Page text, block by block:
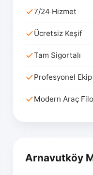
7/24 Hizmet
Ücretsiz Keşif
Tam Sigortalı
Profesyonel Ekip
Modern Araç
Arnavutköy